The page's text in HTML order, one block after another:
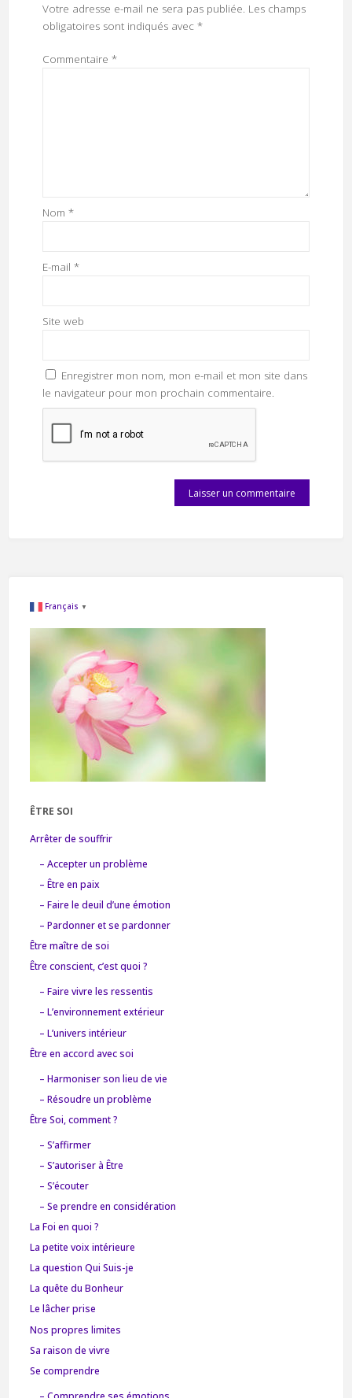
Votre adresse e-mail ne sera pas publiée. Les champs
obligatoires sont indiqués avec *
Commentaire *
Nom *
E-mail *
Site web
Enregistrer mon nom, mon e-mail et mon site dans
le navigateur pour mon prochain commentaire.
Français ▼
ÊTRE SOI
Arrêter de souffrir
– Accepter un problème
– Être en paix
– Faire le deuil d’une émotion
– Pardonner et se pardonner
Être maître de soi
Être conscient, c’est quoi ?
– Faire vivre les ressentis
– L’environnement extérieur
– L’univers intérieur
Être en accord avec soi
– Harmoniser son lieu de vie
– Résoudre un problème
Être Soi, comment ?
– S’affirmer
– S’autoriser à Être
– S’écouter
– Se prendre en considération
La Foi en quoi ?
La petite voix intérieure
La question Qui Suis-je
La quête du Bonheur
Le lâcher prise
Nos propres limites
Sa raison de vivre
Se comprendre